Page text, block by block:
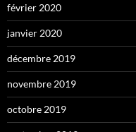
février 2020
janvier 2020
décembre 2019
novembre 2019
octobre 2019